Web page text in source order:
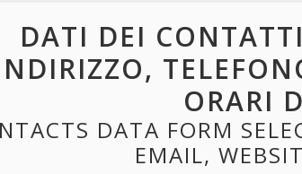
DATI DEI
ORARI
DATA FORM
EMAIL,